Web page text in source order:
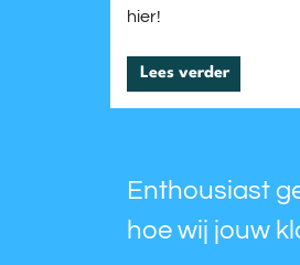
hier!
Lees verder
Enthousiast
hoe wij jouw